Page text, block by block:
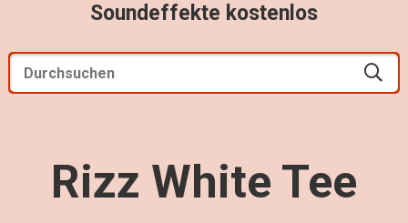
Soundeffekte kostenlos
Rizz White Tee